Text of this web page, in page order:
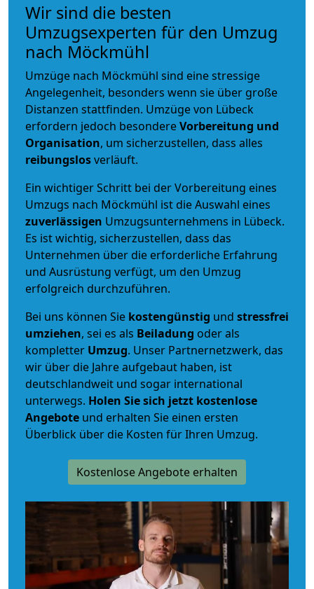
Wir sind die besten
Umzugsexperten für den Umzug
nach Möckmühl
Umzüge nach Möckmühl sind eine stressige
Angelegenheit, besonders wenn sie über große
Distanzen stattfinden. Umzüge von Lübeck
erfordern jedoch besondereVorbereitung und
Organisation, um sicherzustellen, dass alles
reibungslosverläuft.
Ein wichtiger Schritt bei der Vorbereitung eines
Umzugs nach Möckmühl ist die Auswahl eines
zuverlässigen Umzugsunternehmens in Lübeck.
Es ist wichtig, sicherzustellen, dass das
Unternehmen über die erforderliche Erfahrung
und Ausrüstung verfügt, um den Umzug
erfolgreich durchzuführen.
Bei uns können Sie kostengünstig und stressfrei
umziehen, sei es als Beiladung oder als
kompletter Umzug. Unser Partnernetzwerk, das
wir über die Jahre aufgebaut haben, ist
deutschlandweit und sogar international
unterwegs. Holen Sie sich jetzt kostenlose
Angebote und erhalten Sie einen ersten
Überblick über die Kosten für Ihren Umzug.
Kostenlose Angebote erhalten